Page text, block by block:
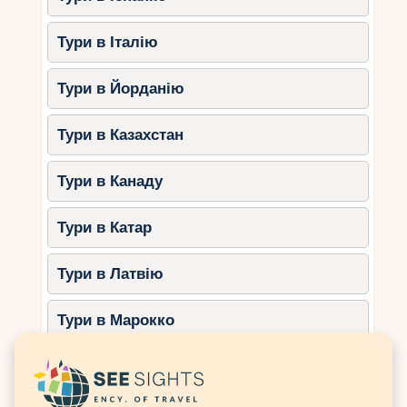
Переваги
Шлюб буде визнано на
міжнародному рівні.
Недоліки:
Додаткові витрати на оформлення
документів.
Необхідність узгодження з
посольством.
3. Традиційне балійське весілля
Такий формат включає елементи місцевої
очищення, благословення жерця та підношення
Переваги :
Тури в Італію
Тури в Йорданію
Тури в Казахстан
Тури в Канаду
Тури в Катар
Тури в Латвію
Тури в Марокко
Тури в Мексику